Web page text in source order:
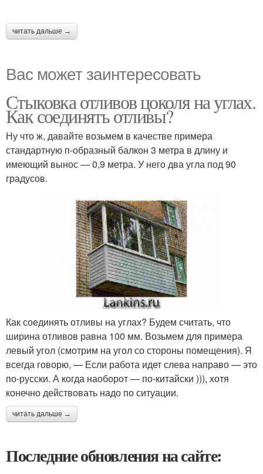
читать дальше →
Вас может заинтересовать
Стыковка отливов цоколя на углах.
Как соединять отливы?
Ну что ж, давайте возьмем в качестве примера
стандартную п-образный балкон 3 метра в длину и
имеющий вынос — 0,9 метра. У него два угла под 90
градусов.
Как соединять отливы на углах? Будем считать, что
ширина отливов равна 100 мм. Возьмем для примера
левый угол (смотрим на угол со стороны помещения). Я
всегда говорю, — Если работа идет слева направо — это
по-русски. А когда наоборот — по-китайски ))), хотя
конечно действовать надо по ситуации.
читать дальше →
Последние обновления на сайте: